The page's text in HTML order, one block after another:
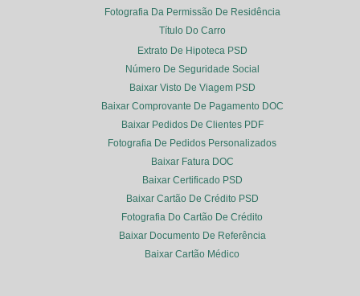
Fotografia Da Permissão De Residência
Título Do Carro
Extrato De Hipoteca PSD
Número De Seguridade Social
Baixar Visto De Viagem PSD
Baixar Comprovante De Pagamento DOC
Baixar Pedidos De Clientes PDF
Fotografia De Pedidos Personalizados
Baixar Fatura DOC
Baixar Certificado PSD
Baixar Cartão De Crédito PSD
Fotografia Do Cartão De Crédito
Baixar Documento De Referência
Baixar Cartão Médico